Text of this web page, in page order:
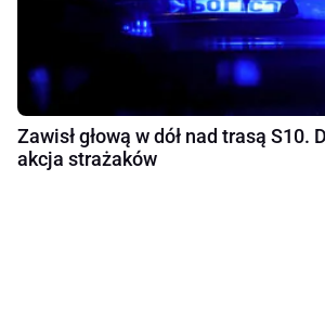
Zawisł głową w dół nad trasą S10.
akcja strażaków